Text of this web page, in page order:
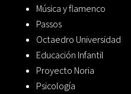
Música y flamenco
Passos
Octaedro Universidad
Educación Infantil
Proyecto Noria
Psicología